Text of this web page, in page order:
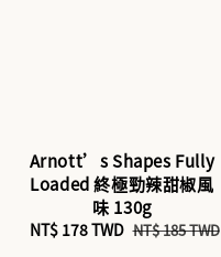
Arnott’s Shapes Fully
Loaded 終極勁辣甜椒風
味 130g
Sale
NT$ 178 TWD Regular
NT$ 185 TWD